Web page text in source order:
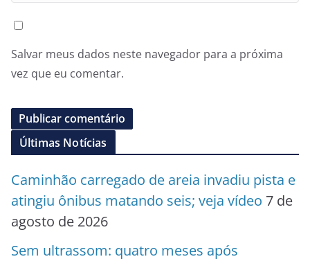
Salvar meus dados neste navegador para a próxima
vez que eu comentar.
Últimas Notícias
Caminhão carregado de areia invadiu pista e
atingiu ônibus matando seis; veja vídeo 7 de
agosto de 2026
Sem ultrassom: quatro meses após